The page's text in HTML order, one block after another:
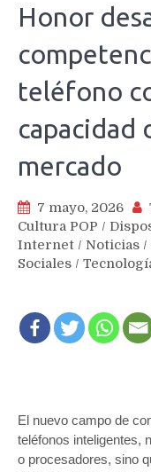
Honor
teléfono
capacidad
mercado
7 mayo, 2026
Cultura POP /
Internet / Noticias /
Sociales /
El nuevo campo de
teléfonos inteligentes,
o procesadores, sino